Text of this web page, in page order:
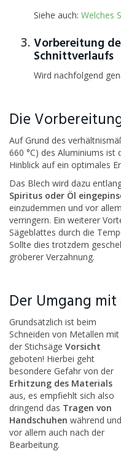
Siehe auch: Welches
Vorbereitung
Schnittverlaufs
Wird nachfolgend
Die
Auf Grund des
660 °C) des Aluminiums
Hinblick auf ein optimales
Das Blech wird dazu
Spiritus oder Öl
einzudemmen und vor
verringern. Ein weiterer
Sägeblattes durch die
Sollte dies trotzdem
gröberer Verzahnung.
Der Umgang
Grundsätzlich ist beim
Schneiden von Metallen mit
der Stichsäge Vorsicht
geboten! Hierbei geht
besondere Gefahr von der
Erhitzung des Materials
aus, es empfiehlt sich also
dringend das Tragen von
Handschuhen während und
vor allem auch nach der
Bearbeitung.